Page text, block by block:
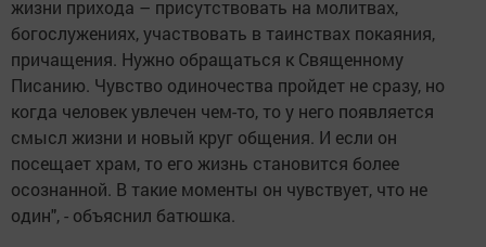
жизни прихода – присутствовать на молитвах,
богослужениях, участвовать в таинствах покаяния,
причащения. Нужно обращаться к Священному
Писанию. Чувство одиночества пройдет не сразу, но
когда человек увлечен чем-то, то у него появляется
смысл жизни и новый круг общения. И если он
посещает храм, то его жизнь становится более
осознанной. В такие моменты он чувствует, что не
один", - объяснил батюшка.